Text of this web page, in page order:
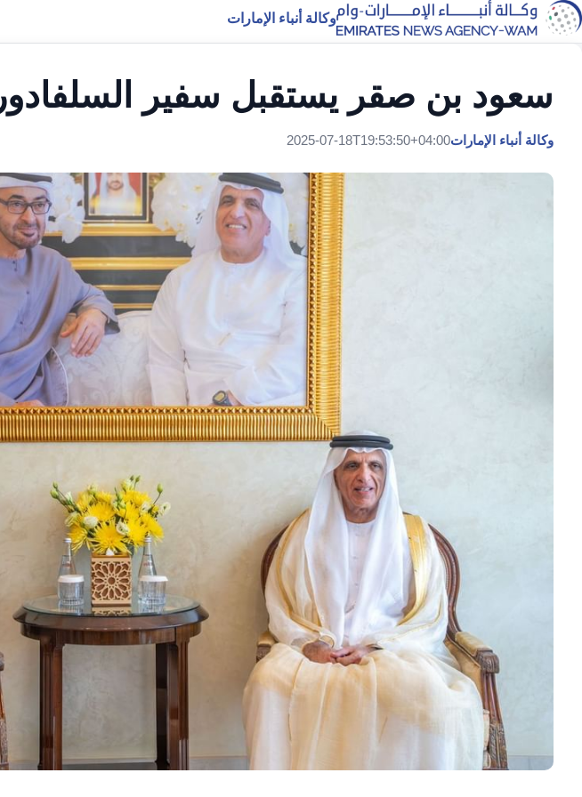
وكالة أنباء الإمارات
سعود بن صقر يستقبل سفير السلفادور
وكالة أنباء الإمارات2025-07-18T19:53:50+04:00